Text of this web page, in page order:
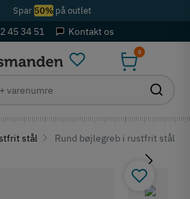
Spar 50%på outlet
45 34 51 Kontakt os
0
stål Rund bøjlegreb i rustfrit stål